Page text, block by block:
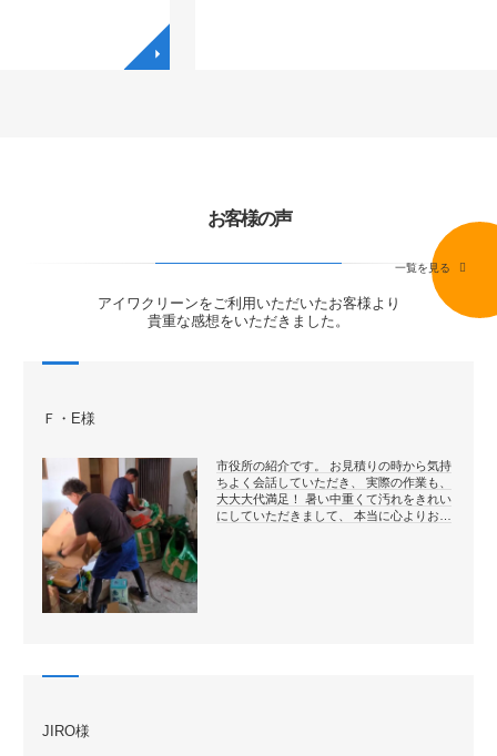
お客様の声
アイワクリーンをご利用いただいたお客様より
貴重な感想をいただきました。
一覧を見る
Ｆ・E様
市役所の紹介です。 お見積りの時から気持
ちよく会話していただき、 実際の作業も、
大大大代満足！ 暑い中重くて汚れをきれい
にしていただきまして、 本当に心よりお…
JIRO様